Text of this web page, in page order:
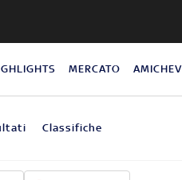
MERCATO
Classifiche